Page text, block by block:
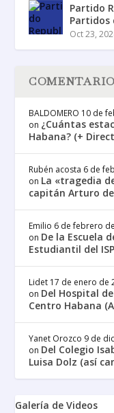
Partido
Partidos
Oct 23,
BALDOMERO 10 de
on ¿Cuántas
Habana? (+
Rubén acosta 6 de
on La «tragedia
capitán Arturo
Emilio 6 de febrero
on De la Escuela
Estudiantil del
Lidet 17 de enero de
on Del Hospital
Centro Habana
Yanet Orozco 9 de
on Del Colegio
Luisa Dolz (así
Galería de Videos